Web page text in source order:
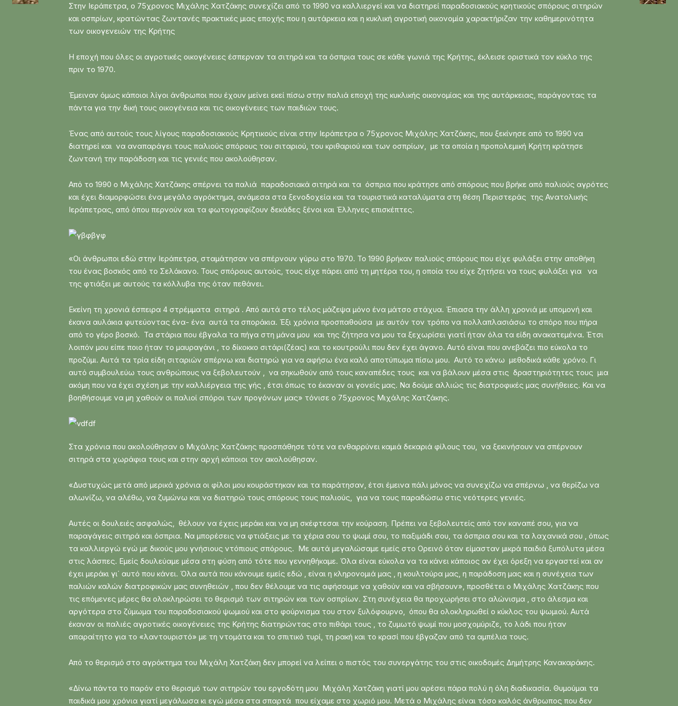
Στην Ιεράπετρα, ο 75χρονος Μιχάλης Χατζάκης συνεχίζει από το 1990 να καλλιεργεί και να διατηρεί παραδοσιακούς κρητικούς σπόρους σιτηρών
και οσπρίων, κρατώντας ζωντανές πρακτικές μιας εποχής που η αυτάρκεια και η κυκλική αγροτική οικονομία χαρακτήριζαν την καθημερινότητα
των οικογενειών της Κρήτης
Η εποχή που όλες οι αγροτικές οικογένειες έσπερναν τα σιτηρά και τα όσπρια τους σε κάθε γωνιά της Κρήτης, έκλεισε οριστικά τον κύκλο της
πριν το 1970.
Έμειναν όμως κάποιοι λίγοι άνθρωποι που έχουν μείνει εκεί πίσω στην παλιά εποχή της κυκλικής οικονομίας και της αυτάρκειας, παράγοντας τα
πάντα για την δική τους οικογένεια και τις οικογένειες των παιδιών τους.
Ένας από αυτούς τους λίγους παραδοσιακούς Κρητικούς είναι στην Ιεράπετρα ο 75χρονος Μιχάλης Χατζάκης, που ξεκίνησε από το 1990 να
διατηρεί και να αναπαράγει τους παλιούς σπόρους του σιταριού, του κριθαριού και των οσπρίων, με τα οποία η προπολεμική Κρήτη κράτησε
ζωντανή την παράδοση και τις γενιές που ακολούθησαν.
Από το 1990 ο Μιχάλης Χατζάκης σπέρνει τα παλιά παραδοσιακά σιτηρά και τα όσπρια που κράτησε από σπόρους που βρήκε από παλιούς αγρότες
και έχει διαμορφώσει ένα μεγάλο αγρόκτημα, ανάμεσα στα ξενοδοχεία και τα τουριστικά καταλύματα στη θέση Περιστεράς της Ανατολικής
Ιεράπετρας, από όπου περνούν και τα φωτογραφίζουν δεκάδες ξένοι και Έλληνες επισκέπτες.
«Οι άνθρωποι εδώ στην Ιεράπετρα, σταμάτησαν να σπέρνουν γύρω στο 1970. Το 1990 βρήκαν παλιούς σπόρους που είχε φυλάξει στην αποθήκη
του ένας βοσκός από το Σελάκανο. Τους σπόρους αυτούς, τους είχε πάρει από τη μητέρα του, η οποία του είχε ζητήσει να τους φυλάξει για να
της φτιάξει με αυτούς τα κόλλυβα της όταν πεθάνει.
Εκείνη τη χρονιά έσπειρα 4 στρέμματα σιτηρά . Από αυτά στο τέλος μάζεψα μόνο ένα μάτσο στάχυα. Έπιασα την άλλη χρονιά με υπομονή και
έκανα αυλάκια φυτεύοντας ένα- ένα αυτά τα σποράκια. Έξι χρόνια προσπαθούσα με αυτόν τον τρόπο να πολλαπλασιάσω το σπόρο που πήρα
από το γέρο βοσκό. Τα στάρια που έβγαλα τα πήγα στη μάνα μου και της ζήτησα να μου τα ξεχωρίσει γιατί ήταν όλα τα είδη ανακατεμένα. Έτσι
λοιπόν μου είπε ποιο ήταν το μαυραγάνι , το δίκοκκο σιτάρι(ζέας) και το κουτρούλι που δεν έχει άγανο. Αυτό είναι που ανεβάζει πιο εύκολα το
προζύμι. Αυτά τα τρία είδη σιταριών σπέρνω και διατηρώ για να αφήσω ένα καλό αποτύπωμα πίσω μου. Αυτό το κάνω μεθοδικά κάθε χρόνο. Γι
αυτό συμβουλεύω τους ανθρώπους να ξεβολευτούν , να σηκωθούν από τους καναπέδες τους και να βάλουν μέσα στις δραστηριότητες τους μια
ακόμη που να έχει σχέση με την καλλιέργεια της γής , έτσι όπως το έκαναν οι γονείς μας. Να δούμε αλλιώς τις διατροφικές μας συνήθειες. Και να
βοηθήσουμε να μη χαθούν οι παλιοί σπόροι των προγόνων μας» τόνισε ο 75χρονος Μιχάλης Χατζάκης.
Στα χρόνια που ακολούθησαν ο Μιχάλης Χατζάκης προσπάθησε τότε να ενθαρρύνει καμιά δεκαριά φίλους του, να ξεκινήσουν να σπέρνουν
σιτηρά στα χωράφια τους και στην αρχή κάποιοι τον ακολούθησαν.
«Δυστυχώς μετά από μερικά χρόνια οι φίλοι μου κουράστηκαν και τα παράτησαν, έτσι έμεινα πάλι μόνος να συνεχίζω να σπέρνω , να θερίζω να
αλωνίζω, να αλέθω, να ζυμώνω και να διατηρώ τους σπόρους τους παλιούς, για να τους παραδώσω στις νεότερες γενιές.
Αυτές οι δουλειές ασφαλώς, θέλουν να έχεις μεράκι και να μη σκέφτεσαι την κούραση. Πρέπει να ξεβολευτείς από τον καναπέ σου, για να
παραγάγεις σιτηρά και όσπρια. Να μπορέσεις να φτιάξεις με τα χέρια σου το ψωμί σου, το παξιμάδι σου, τα όσπρια σου και τα λαχανικά σου , όπως
τα καλλιεργώ εγώ με δικούς μου γνήσιους ντόπιους σπόρους. Με αυτά μεγαλώσαμε εμείς στο Ορεινό όταν είμασταν μικρά παιδιά ξυπόλυτα μέσα
στις λάσπες. Εμείς δουλεύαμε μέσα στη φύση από τότε που γεννηθήκαμε. Όλα είναι εύκολα να τα κάνει κάποιος αν έχει όρεξη να εργαστεί και αν
έχει μεράκι γι΄ αυτό που κάνει. Όλα αυτά που κάνουμε εμείς εδώ , είναι η κληρονομιά μας , η κουλτούρα μας, η παράδοση μας και η συνέχεια των
παλιών καλών διατροφικών μας συνηθειών , που δεν θέλουμε να τις αφήσουμε να χαθούν και να σβήσουν», προσθέτει ο Μιχάλης Χατζάκης που
τις επόμενες μέρες θα ολοκληρώσει το θερισμό των σιτηρών και των οσπρίων. Στη συνέχεια θα προχωρήσει στο αλώνισμα , στο άλεσμα και
αργότερα στο ζύμωμα του παραδοσιακού ψωμιού και στο φούρνισμα του στον ξυλόφουρνο, όπου θα ολοκληρωθεί ο κύκλος του ψωμιού. Αυτά
έκαναν οι παλιές αγροτικές οικογένειες της Κρήτης διατηρώντας στο πιθάρι τους , το ζυμωτό ψωμί που μοσχομύριζε, το λάδι που ήταν
απαραίτητο για το «λαντουριστό» με τη ντομάτα και το σπιτικό τυρί, τη ρακή και το κρασί που έβγαζαν από τα αμπέλια τους.
Από το θερισμό στο αγρόκτημα του Μιχάλη Χατζάκη δεν μπορεί να λείπει ο πιστός του συνεργάτης του στις οικοδομές Δημήτρης Κανακαράκης.
«Δίνω πάντα το παρόν στο θερισμό των σιτηρών του εργοδότη μου Μιχάλη Χατζάκη γιατί μου αρέσει πάρα πολύ η όλη διαδικασία. Θυμούμαι τα
παιδικά μου χρόνια γιατί μεγάλωσα κι εγώ μέσα στα σπαρτά που είχαμε στο χωριό μου. Μετά ο Μιχάλης είναι τόσο καλός άνθρωπος που δεν